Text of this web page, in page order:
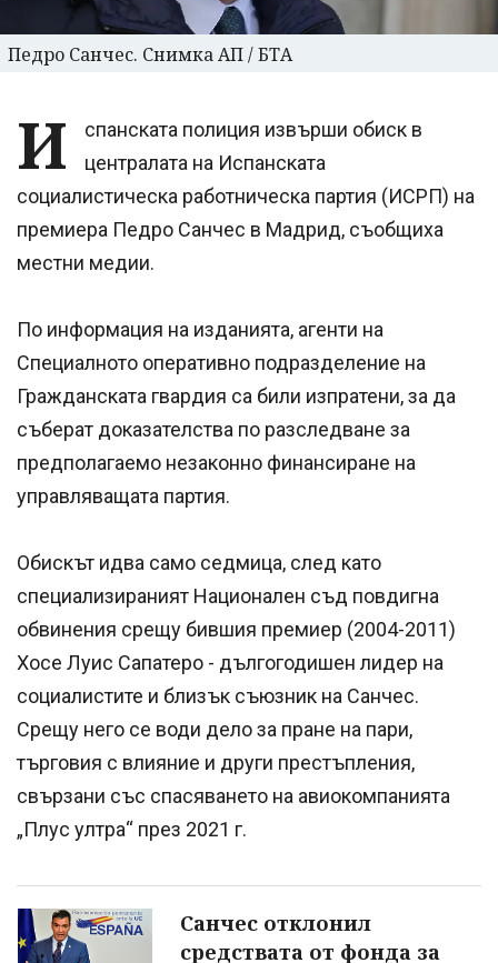
Педро Санчес. Снимка АП / БТА
И
спанската полиция извърши обиск в
централата на Испанската
социалистическа работническа партия (ИСРП) на
премиера Педро Санчес в Мадрид, съобщиха
местни медии.
По информация на изданията, агенти на
Специалното оперативно подразделение на
Гражданската гвардия са били изпратени, за да
съберат доказателства по разследване за
предполагаемо незаконно финансиране на
управляващата партия.
Обискът идва само седмица, след като
специализираният Национален съд повдигна
обвинения срещу бившия премиер (2004-2011)
Хосе Луис Сапатеро - дългогодишен лидер на
социалистите и близък съюзник на Санчес.
Срещу него се води дело за пране на пари,
търговия с влияние и други престъпления,
свързани със спасяването на авиокомпанията
„Плус ултра“ през 2021 г.
Санчес отклонил
средствата от фонда за